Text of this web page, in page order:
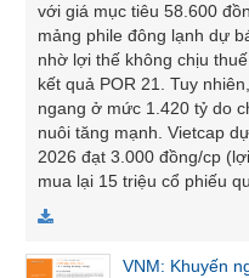
với giá mục tiêu 58.600
mảng phile đông lạnh dự
nhờ lợi thế không chịu
kết quả POR 21. Tuy
ngang ở mức 1.420 tỷ do
nuôi tăng mạnh. Vietcap
2026 đạt 3.000 đồng/cp
mua lại 15 triệu cổ phiếu
VNM: Khuyến
CÔNG
NGHỆ
THÔNG
TIN
DỊCH